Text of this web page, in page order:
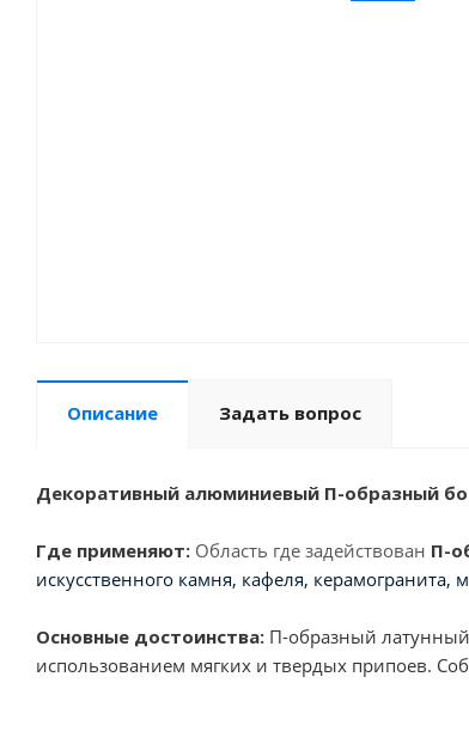
Описание Задать вопрос
Декоративный алюминиевый П-образный
Где применяют: Область где задействован П-
искусственного камня, кафеля, керамогранита,
Основные достоинства: П-образный
использованием мягких и твердых припоев.